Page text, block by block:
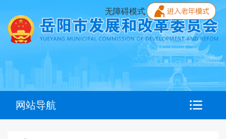
无障碍模式
网站导航